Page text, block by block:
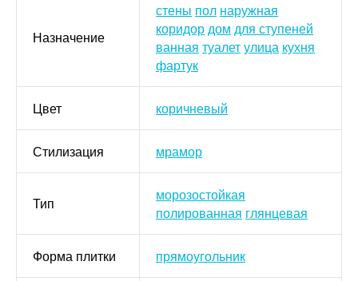
Назначение
стены пол наружная
коридордом для ступеней
ванная туалетулица кухня
фартук
Цвет коричневый
Стилизация мрамор
Тип
морозостойкая
полированная глянцевая
Форма плитки прямоугольник